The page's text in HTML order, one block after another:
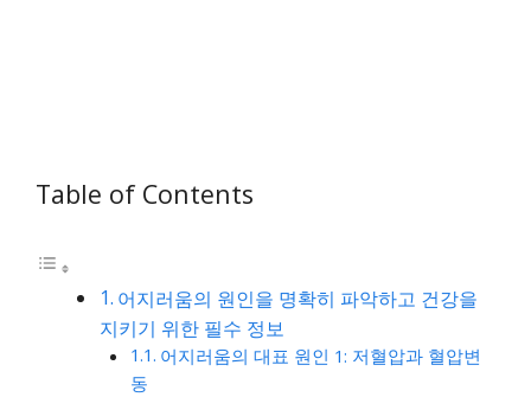
Table of Contents
어지러움의 원인을 명확히 파악하고 건강을
지키기 위한 필수 정보
어지러움의 대표 원인 1: 저혈압과 혈압변
동